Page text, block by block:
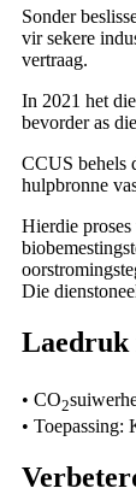
Sonder
vir sekere
vertraag.
In 2021 het
bevorder as
CCUS behels
hulpbronne
Hierdie
Die
Laedruk
• CO2
• Toepassing: